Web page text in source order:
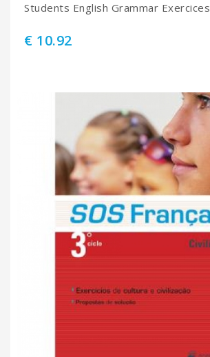
Students English Grammar Exercices
€ 10.92